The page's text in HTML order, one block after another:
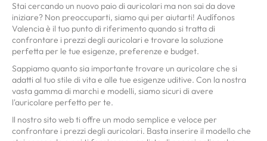
Stai cercando un nuovo paio di auricolari ma non sai da dove
iniziare? Non preoccuparti, siamo qui per aiutarti! Audífonos
Valencia è il tuo punto di riferimento quando si tratta di
confrontare i prezzi degli auricolari e trovare la soluzione
perfetta per le tue esigenze, preferenze e budget.
Sappiamo quanto sia importante trovare un auricolare che si
adatti al tuo stile di vita e alle tue esigenze uditive. Con la nostra
vasta gamma di marchi e modelli, siamo sicuri di avere
l'auricolare perfetto per te.
Il nostro sito web ti offre un modo semplice e veloce per
confrontare i prezzi degli auricolari. Basta inserire il modello che